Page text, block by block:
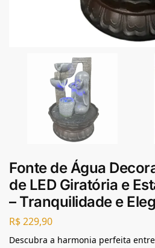
Fonte de Água
de LED Giratória e
– Tranquilidade e
R$229,90
Descubra a harmonia perfeita